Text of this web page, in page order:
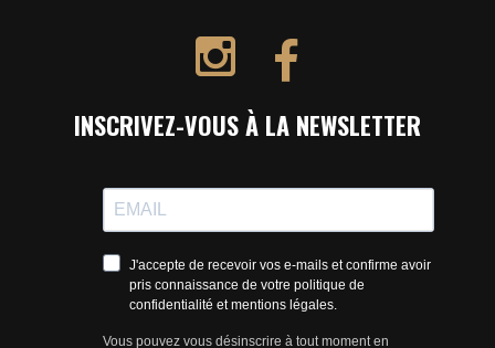
INSCRIVEZ-VOUS À LA NEWSLETTER
J'accepte de recevoir vos e-mails et confirme avoir
pris connaissance de votre politique de
confidentialité et mentions légales.
Vous pouvez vous désinscrire à tout moment en